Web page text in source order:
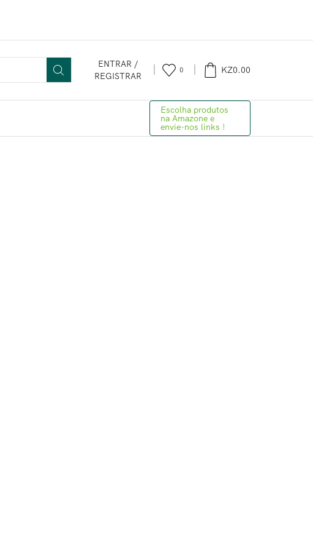
ENTRAR /
REGISTRAR
0 KZ0.00
Escolha produtos
na Amazone e
envie-nos links !